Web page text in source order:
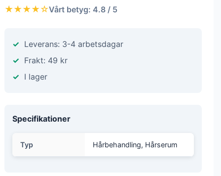
★★★★☆Vårt betyg: 4.8 / 5
Leverans: 3-4 arbetsdagar
Frakt: 49 kr
I lager
Specifikationer
Typ Hårbehandling, Hårserum